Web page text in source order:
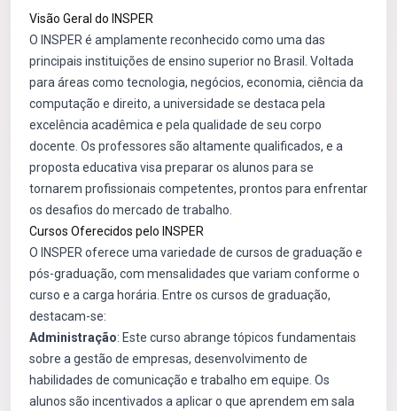
Visão Geral do INSPER
O INSPER é amplamente reconhecido como uma das
principais instituições de ensino superior no Brasil. Voltada
para áreas como tecnologia, negócios, economia, ciência da
computação e direito, a universidade se destaca pela
excelência acadêmica e pela qualidade de seu corpo
docente. Os professores são altamente qualificados, e a
proposta educativa visa preparar os alunos para se
tornarem profissionais competentes, prontos para enfrentar
os desafios do mercado de trabalho.
Cursos Oferecidos pelo INSPER
O INSPER oferece uma variedade de cursos de graduação e
pós-graduação, com mensalidades que variam conforme o
curso e a carga horária. Entre os cursos de graduação,
destacam-se:
Administração: Este curso abrange tópicos fundamentais
sobre a gestão de empresas, desenvolvimento de
habilidades de comunicação e trabalho em equipe. Os
alunos são incentivados a aplicar o que aprendem em sala